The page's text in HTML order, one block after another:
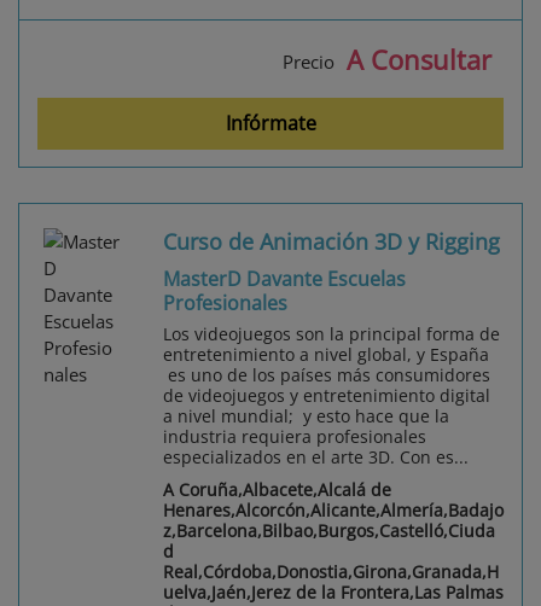
Precio A Consultar
Infórmate
Curso de Animación 3D y Rigging
MasterD Davante Escuelas
Profesionales
Los videojuegos son la principal forma de
entretenimiento a nivel global, y España
es uno de los países más consumidores
de videojuegos y entretenimiento digital
a nivel mundial; y esto hace que la
industria requiera profesionales
especializados en el arte 3D. Con es...
A Coruña,Albacete,Alcalá de
Henares,Alcorcón,Alicante,Almería,Badajo
z,Barcelona,Bilbao,Burgos,Castelló,Ciuda
d
Real,Córdoba,Donostia,Girona,Granada,H
uelva,Jaén,Jerez de la Frontera,Las Palmas